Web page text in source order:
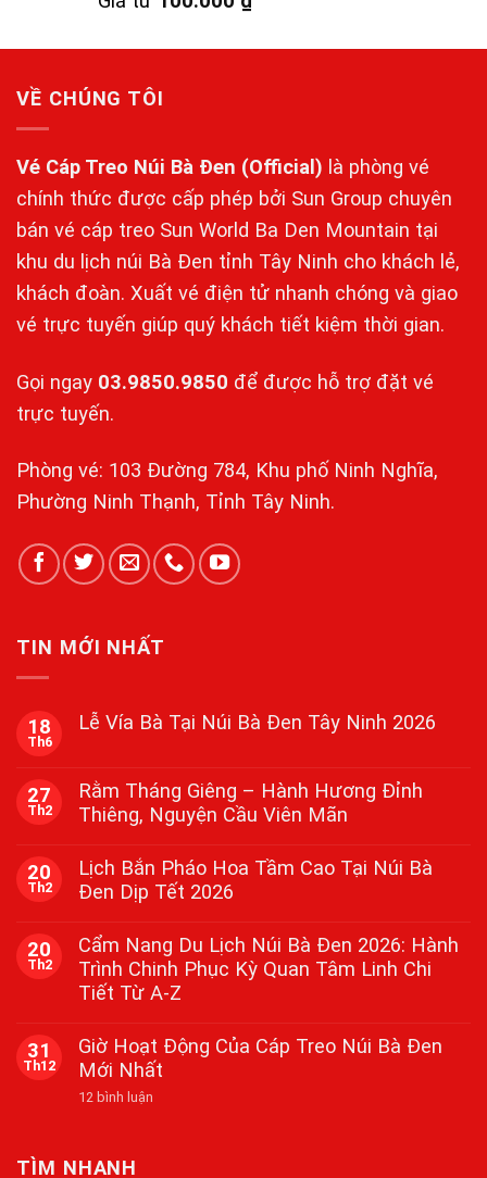
hạng5.00
VỀ CHÚNG TÔI
Vé Cáp Treo Núi Bà Đen (Official) là phòng vé
chính thức được cấp phép bởi Sun Group chuyên
bán vé cáp treo Sun World Ba Den Mountain tại
khu du lịch núi Bà Đen tỉnh Tây Ninh cho khách lẻ,
khách đoàn. Xuất vé điện tử nhanh chóng và giao
vé trực tuyến giúp quý khách tiết kiệm thời gian.
Gọi ngay 03.9850.9850 để được hỗ trợ đặt vé
trực tuyến.
Phòng vé: 103 Đường 784, Khu phố Ninh Nghĩa,
Phường Ninh Thạnh, Tỉnh Tây Ninh.
TIN MỚI NHẤT
18
Th6
Lễ Vía Bà Tại Núi Bà Đen Tây Ninh 2026
bình
luận
ở
Bà
Tại
Núi
Tây
Ninh
2026
27
Th2
Rằm Tháng Giêng – Hành Hương Đỉnh
Thiêng, Nguyện Cầu Viên Mãn
bình
luận
ở
Tháng
Giêng
–
Hành
Hương
Thiêng,
Nguyện
Cầu
Mãn
20
Th2
Lịch Bắn Pháo Hoa Tầm Cao Tại Núi Bà
Đen Dịp Tết 2026
bình
luận
ở
Lịch
Hoa
Tầm
Cao
Tại
Dịp
20
Th2
Cẩm Nang Du Lịch Núi Bà Đen 2026: Hành
Trình Chinh Phục Kỳ Quan Tâm Linh Chi
Tiết Từ A-Z
bình
luận
ở
Cẩm
Núi
31
Th12
Giờ Hoạt Động Của Cáp Treo Núi Bà Đen
Mới Nhất
12 bình luận
TÌM NHANH